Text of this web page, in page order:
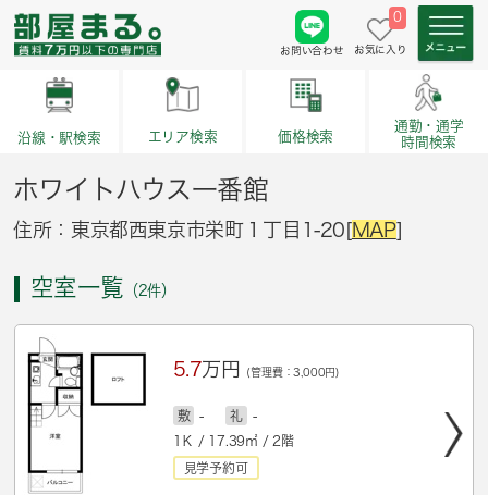
お問い合わせ
0
お気に入り
沿線・駅検索 エリア検索 価格検索
通勤・通学
時間検索
ホワイトハウス一番館
住所：東京都西東京市栄町１丁目1-20[MAP]
空室一覧 （2件）
5.7万円 (管理費：3,000円)
敷 - 礼
-
1Ｋ / 17.39㎡ / 2階
見学予約可